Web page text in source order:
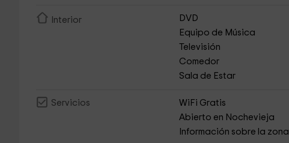
Interior DVD
Equipo de Música
Televisión
Comedor
Sala de Estar
Servicios WiFi Gratis
Abierto en Nochevieja
Información sobre la zona